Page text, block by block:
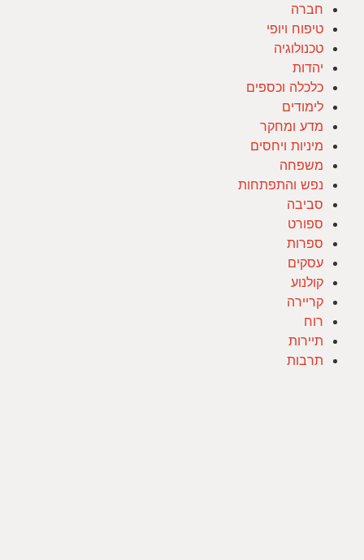
חברה
טיפוח ויופי
טכנולוגיה
יהדות
כלכלה וכספים
לימודים
מדע ומחקר
מיניות ויחסים
משפחה
נפש והתפתחות
סביבה
ספורט
ספרות
עסקים
קולנוע
קריירה
רוח
תיירות
תרבות